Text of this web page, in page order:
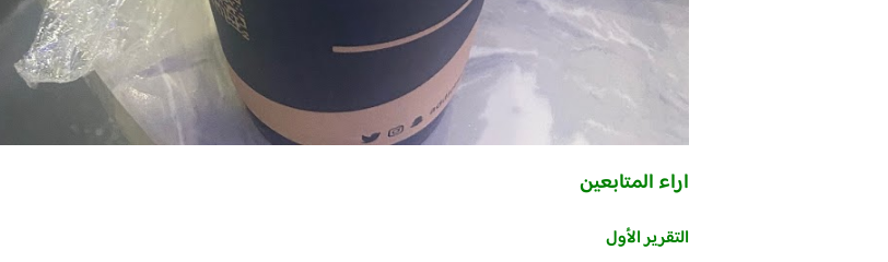
اراء المتابعين
التقرير الأول